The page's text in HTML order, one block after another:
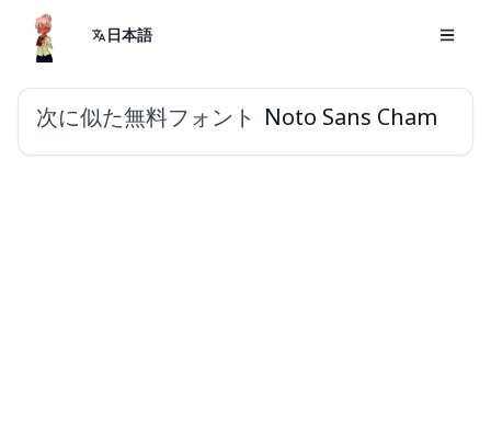
日本語
次に似た無料フォント Noto Sans Cham